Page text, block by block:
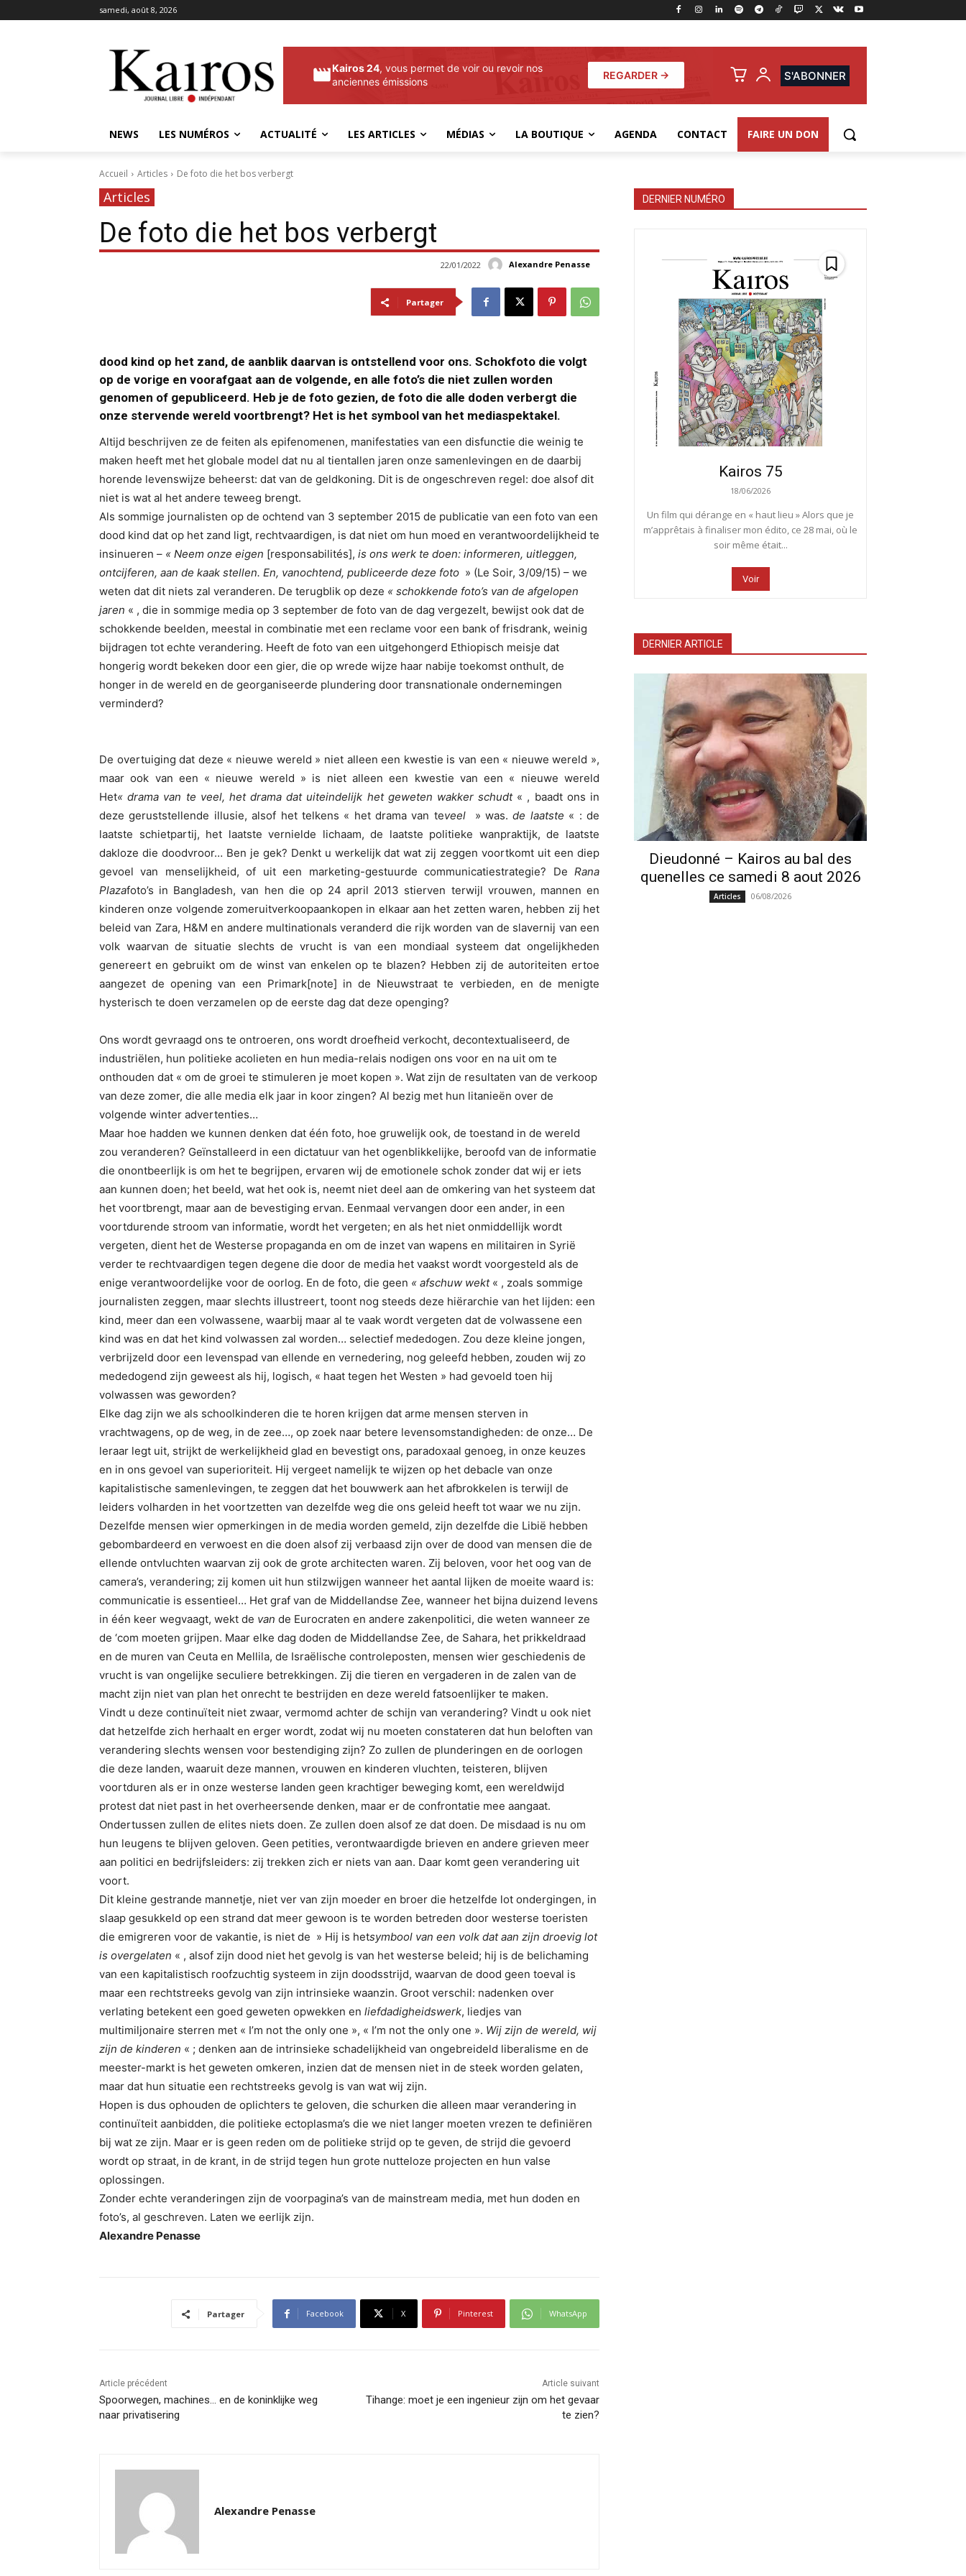
samedi, août 8, 2026
Kairos 24, vous permet de voir ou revoir nos
anciennes émissions
REGARDER → S'ABONNER
NEWS LES NUMÉROS ACTUALITÉ LES ARTICLES MÉDIAS LA BOUTIQUE AGENDA CONTACT FAIRE UN DON
Accueil Articles De foto die het bos verbergt
Articles
De foto die het bos verbergt
Alexandre Penasse
22/01/2022
Partager
dood kind op het zand, de aanblik daarvan is ontstellend voor ons. Schokfoto die volgt
op de vorige en voorafgaat aan de volgende, en alle foto’s die niet zullen worden
genomen of gepubliceerd. Heb je de foto gezien, de foto die alle doden verbergt die
onze stervende wereld voortbrengt? Het is het symbool van het mediaspektakel.
Altijd beschrijven ze de feiten als epifenomenen, manifestaties van een disfunctie die weinig te
maken heeft met het globale model dat nu al tientallen jaren onze samenlevingen en de daarbij
horende levenswijze beheerst: dat van de geldkoning. Dit is de ongeschreven regel: doe alsof dit
niet is wat al het andere teweeg brengt.
Als sommige journalisten op de ochtend van 3 september 2015 de publicatie van een foto van een
dood kind dat op het zand ligt, rechtvaardigen, is dat niet om hun moed en verantwoordelijkheid te
insinueren – « Neem onze eigen [responsabilités], is ons werk te doen: informeren, uitleggen,
ontcijferen, aan de kaak stellen. En, vanochtend, publiceerde deze foto » (Le Soir, 3/09/15) – we
weten dat dit niets zal veranderen. De terugblik op deze « schokkende foto’s van de afgelopen
jaren « , die in sommige media op 3 september de foto van de dag vergezelt, bewijst ook dat de
schokkende beelden, meestal in combinatie met een reclame voor een bank of frisdrank, weinig
bijdragen tot echte verandering. Heeft de foto van een uitgehongerd Ethiopisch meisje dat
hongerig wordt bekeken door een gier, die op wrede wijze haar nabije toekomst onthult, de
honger in de wereld en de georganiseerde plundering door transnationale ondernemingen
verminderd?
De overtuiging dat deze « nieuwe wereld » niet alleen een kwestie is van een « nieuwe wereld »,
maar ook van een « nieuwe wereld » is niet alleen een kwestie van een « nieuwe wereld
Het« drama van te veel, het drama dat uiteindelijk het geweten wakker schudt « , baadt ons in
deze geruststellende illusie, alsof het telkens « het drama van teveel » was.de laatste « : de
laatste schietpartij, het laatste vernielde lichaam, de laatste politieke wanpraktijk, de laatste
dakloze die doodvroor… Ben je gek? Denkt u werkelijk dat wat zij zeggen voortkomt uit een diep
gevoel van menselijkheid, of uit een marketing-gestuurde communicatiestrategie? De Rana
Plazafoto’s in Bangladesh, van hen die op 24 april 2013 stierven terwijl vrouwen, mannen en
kinderen onze volgende zomeruitverkoopaankopen in elkaar aan het zetten waren, hebben zij het
beleid van Zara, H&M en andere multinationals veranderd die rijk worden van de slavernij van een
volk waarvan de situatie slechts de vrucht is van een mondiaal systeem dat ongelijkheden
genereert en gebruikt om de winst van enkelen op te blazen? Hebben zij de autoriteiten ertoe
aangezet de opening van een Primark[note] in de Nieuwstraat te verbieden, en de menigte
hysterisch te doen verzamelen op de eerste dag dat deze openging?
Ons wordt gevraagd ons te ontroeren, ons wordt droefheid verkocht, decontextualiseerd, de
industriëlen, hun politieke acolieten en hun media-relais nodigen ons voor en na uit om te
onthouden dat « om de groei te stimuleren je moet kopen ». Wat zijn de resultaten van de verkoop
van deze zomer, die alle media elk jaar in koor zingen? Al bezig met hun litanieën over de
volgende winter advertenties…
Maar hoe hadden we kunnen denken dat één foto, hoe gruwelijk ook, de toestand in de wereld
zou veranderen? Geïnstalleerd in een dictatuur van het ogenblikkelijke, beroofd van de informatie
die onontbeerlijk is om het te begrijpen, ervaren wij de emotionele schok zonder dat wij er iets
aan kunnen doen; het beeld, wat het ook is, neemt niet deel aan de omkering van het systeem dat
het voortbrengt, maar aan de bevestiging ervan. Eenmaal vervangen door een ander, in een
voortdurende stroom van informatie, wordt het vergeten; en als het niet onmiddellijk wordt
vergeten, dient het de Westerse propaganda en om de inzet van wapens en militairen in Syrië
verder te rechtvaardigen tegen degene die door de media het vaakst wordt voorgesteld als de
enige verantwoordelijke voor de oorlog. En de foto, die geen « afschuw wekt« , zoals sommige
journalisten zeggen, maar slechts illustreert, toont nog steeds deze hiërarchie van het lijden: een
kind, meer dan een volwassene, waarbij maar al te vaak wordt vergeten dat de volwassene een
kind was en dat het kind volwassen zal worden… selectief mededogen. Zou deze kleine jongen,
verbrijzeld door een levenspad van ellende en vernedering, nog geleefd hebben, zouden wij zo
mededogend zijn geweest als hij, logisch, « haat tegen het Westen » had gevoeld toen hij
volwassen was geworden?
Elke dag zijn we als schoolkinderen die te horen krijgen dat arme mensen sterven in
vrachtwagens, op de weg, in de zee…, op zoek naar betere levensomstandigheden: de onze… De
leraar legt uit, strijkt de werkelijkheid glad en bevestigt ons, paradoxaal genoeg, in onze keuzes
en in ons gevoel van superioriteit. Hij vergeet namelijk te wijzen op het debacle van onze
kapitalistische samenlevingen, te zeggen dat het bouwwerk aan het afbrokkelen is terwijl de
leiders volharden in het voortzetten van dezelfde weg die ons geleid heeft tot waar we nu zijn.
Dezelfde mensen wier opmerkingen in de media worden gemeld, zijn dezelfde die Libië hebben
gebombardeerd en verwoest en die doen alsof zij verbaasd zijn over de dood van mensen die de
ellende ontvluchten waarvan zij ook de grote architecten waren. Zij beloven, voor het oog van de
camera’s, verandering; zij komen uit hun stilzwijgen wanneer het aantal lijken de moeite waard is:
communicatie is essentieel… Het graf van de Middellandse Zee, wanneer het bijna duizend levens
in één keer wegvaagt, wekt de van de Eurocraten en andere zakenpolitici, die weten wanneer ze
de ‘com moeten grijpen. Maar elke dag doden de Middellandse Zee, de Sahara, het prikkeldraad
en de muren van Ceuta en Mellila, de Israëlische controleposten, mensen wier geschiedenis de
vrucht is van ongelijke seculiere betrekkingen. Zij die tieren en vergaderen in de zalen van de
macht zijn niet van plan het onrecht te bestrijden en deze wereld fatsoenlijker te maken.
Vindt u deze continuïteit niet zwaar, vermomd achter de schijn van verandering? Vindt u ook niet
dat hetzelfde zich herhaalt en erger wordt, zodat wij nu moeten constateren dat hun beloften van
verandering slechts wensen voor bestendiging zijn? Zo zullen de plunderingen en de oorlogen
die deze landen, waaruit deze mannen, vrouwen en kinderen vluchten, teisteren, blijven
voortduren als er in onze westerse landen geen krachtiger beweging komt, een wereldwijd
protest dat niet past in het overheersende denken, maar er de confrontatie mee aangaat.
Ondertussen zullen de elites niets doen. Ze zullen doen alsof ze dat doen. De misdaad is nu om
hun leugens te blijven geloven. Geen petities, verontwaardigde brieven en andere grieven meer
aan politici en bedrijfsleiders: zij trekken zich er niets van aan. Daar komt geen verandering uit
voort.
Dit kleine gestrande mannetje, niet ver van zijn moeder en broer die hetzelfde lot ondergingen, in
slaap gesukkeld op een strand dat meer gewoon is te worden betreden door westerse toeristen
die emigreren voor de vakantie, is niet de » Hij is hetsymbool van een volk dat aan zijn droevig lot
is overgelaten « , alsof zijn dood niet het gevolg is van het westerse beleid; hij is de belichaming
van een kapitalistisch roofzuchtig systeem in zijn doodsstrijd, waarvan de dood geen toeval is
maar een rechtstreeks gevolg van zijn intrinsieke waanzin. Groot verschil: nadenken over
verlating betekent een goed geweten opwekken en liefdadigheidswerk, liedjes van
multimiljonaire sterren met « I’m not the only one », « I’m not the only one ». Wij zijn de wereld, wij
zijn de kinderen « ; denken aan de intrinsieke schadelijkheid van ongebreideld liberalisme en de
meester-markt is het geweten omkeren, inzien dat de mensen niet in de steek worden gelaten,
maar dat hun situatie een rechtstreeks gevolg is van wat wij zijn.
Hopen is dus ophouden de oplichters te geloven, die schurken die alleen maar verandering in
continuïteit aanbidden, die politieke ectoplasma’s die we niet langer moeten vrezen te definiëren
bij wat ze zijn. Maar er is geen reden om de politieke strijd op te geven, de strijd die gevoerd
wordt op straat, in de krant, in de strijd tegen hun grote nutteloze projecten en hun valse
oplossingen.
Zonder echte veranderingen zijn de voorpagina’s van de mainstream media, met hun doden en
foto’s, al geschreven. Laten we eerlijk zijn.
Alexandre Penasse
Partager Facebook X Pinterest WhatsApp
Article précédent
Spoorwegen, machines… en de koninklijke weg
naar privatisering
Article suivant
Tihange: moet je een ingenieur zijn om het gevaar
te zien?
Alexandre Penasse
DERNIER NUMÉRO
Kairos 75
18/06/2026
Un film qui dérange en « haut lieu » Alors que je
m’apprêtais à finaliser mon édito, ce 28 mai, où le
soir même était...
Voir
DERNIER ARTICLE
Dieudonné – Kairos au bal des
quenelles ce samedi 8 aout 2026
Articles 06/08/2026